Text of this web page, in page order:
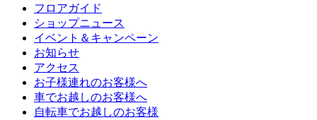
フロアガイド
ショップニュース
イベント＆キャンペーン
お知らせ
アクセス
お子様連れのお客様へ
車でお越しのお客様へ
自転車でお越しのお客様